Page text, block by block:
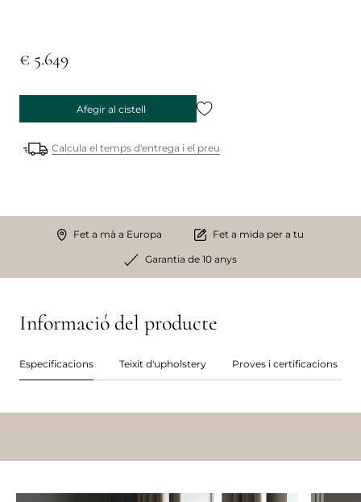
€ 5.649
Afegir al cistell
Calcula el temps d'entrega i el preu
Fet a mà a Europa Fet a mida per a tu
Garantia de 10 anys
Informació del producte
Especificacions Teixit d'upholstery Proves i certificacions